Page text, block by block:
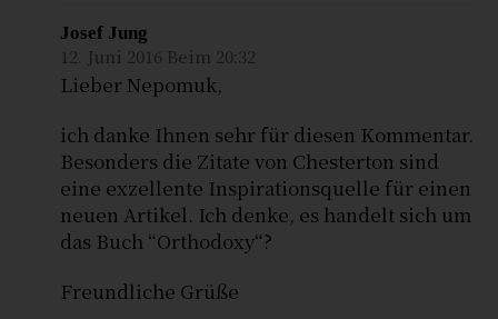
Josef Jung
12. Juni 2016 Beim 20:32
Lieber Nepomuk,
ich danke Ihnen sehr für diesen Kommentar.
Besonders die Zitate von Chesterton sind
eine exzellente Inspirationsquelle für einen
neuen Artikel. Ich denke, es handelt sich um
das Buch “Orthodoxy“?
Freundliche Grüße